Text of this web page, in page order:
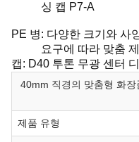
싱 캡 P7-A
PE 병: 다양한 크기와 사
요구에 따라 맞춤
캡: D40 투톤 무광 센터
40mm 직경의 맞춤형 화
제품 유형